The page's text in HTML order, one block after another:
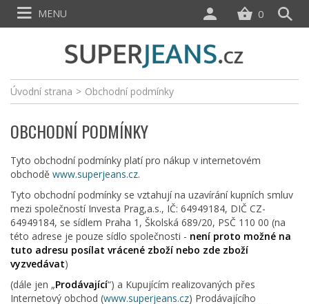
Úvodní strana > Obchodní podmínky
OBCHODNÍ PODMÍNKY
Tyto obchodní podmínky platí pro nákup v internetovém
obchodě www.superjeans.cz.
Tyto obchodní podmínky se vztahují na uzavírání kupních smluv
mezi společností Investa Prag,a.s., IČ: 64949184, DIČ CZ-
64949184, se sídlem Praha 1, Školská 689/20, PSČ 110 00 (na
této adrese je pouze sídlo společnosti - není proto možné na
tuto adresu posílat vrácené zboží nebo zde zboží
vyzvedávat)
(dále jen „Prodávající“) a Kupujícím realizovaných přes
Internetový obchod (www.superjeans.cz) Prodávajícího
0
MENU